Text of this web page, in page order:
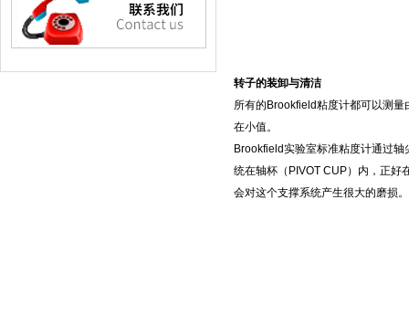
转子的装卸与清洁
所有的 Brookfield粘度计都可以测量
在小值。
Brookfield实验室标准粘度计通过轴
统在轴杯（ PIVOT CUP）内，正好
会对这个支撑系统产生很大的磨损。